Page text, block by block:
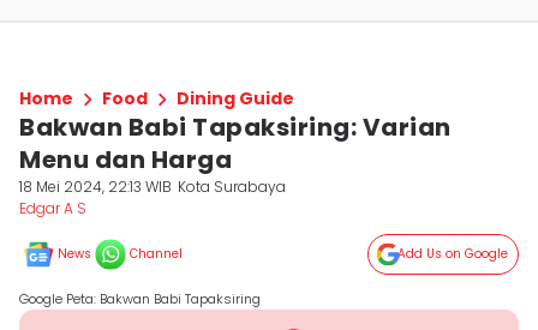
Home Food Dining Guide
Bakwan Babi Tapaksiring: Varian
Menu dan Harga
18 Mei 2024, 22:13 WIB Kota Surabaya
Edgar A S
News Channel Add Us on Google
Google Peta: Bakwan Babi Tapaksiring